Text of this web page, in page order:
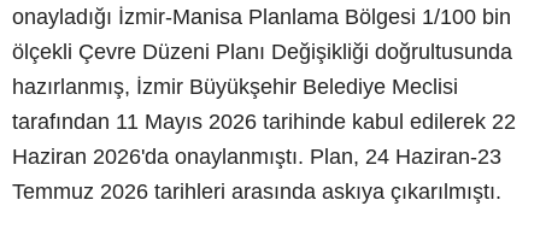
onayladığı İzmir-Manisa Planlama Bölgesi 1/100 bin
ölçekli Çevre Düzeni Planı Değişikliği doğrultusunda
hazırlanmış, İzmir Büyükşehir Belediye Meclisi
tarafından 11 Mayıs 2026 tarihinde kabul edilerek 22
Haziran 2026'da onaylanmıştı. Plan, 24 Haziran-23
Temmuz 2026 tarihleri arasında askıya çıkarılmıştı.